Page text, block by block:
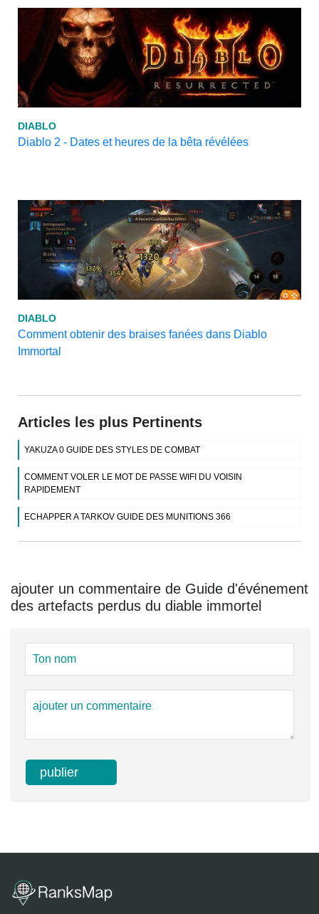
DIABLO
Diablo 2 - Dates et heures de la bêta révélées
DIABLO
Comment obtenir des braises fanées dans Diablo
Immortal
Articles les plus Pertinents
YAKUZA 0 GUIDE DES STYLES DE COMBAT
COMMENT VOLER LE MOT DE PASSE WIFI DU VOISIN
RAPIDEMENT
ECHAPPER A TARKOV GUIDE DES MUNITIONS 366
ajouter un commentaire de Guide d'événement
des artefacts perdus du diable immortel